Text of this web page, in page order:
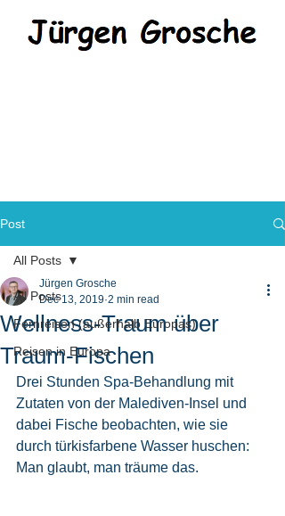
Post
All Posts
Fernreisen (außerhalb Europas)
Reisen in Europa
All Posts
Wellness-Traum über
Traum-Fischen
Jürgen Grosche
Dec 13, 2019 2 min read
Drei Stunden Spa-Behandlung mit
Zutaten von der Malediven-Insel und
dabei Fische beobachten, wie sie
durch türkisfarbene Wasser huschen:
Man glaubt, man träume das.